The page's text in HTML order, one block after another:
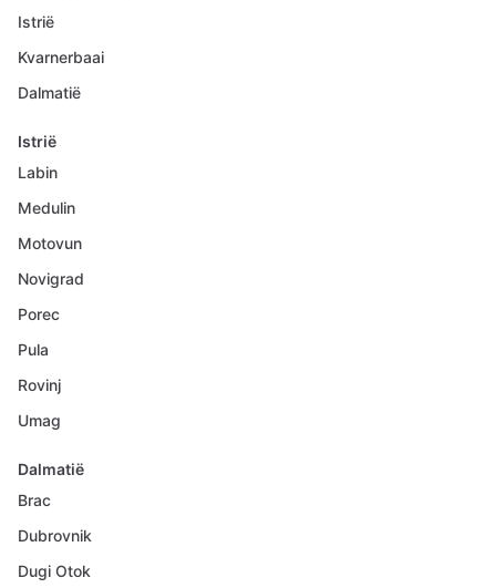
Istrië
Kvarnerbaai
Dalmatië
Istrië
Labin
Medulin
Motovun
Novigrad
Porec
Pula
Rovinj
Umag
Dalmatië
Brac
Dubrovnik
Dugi Otok